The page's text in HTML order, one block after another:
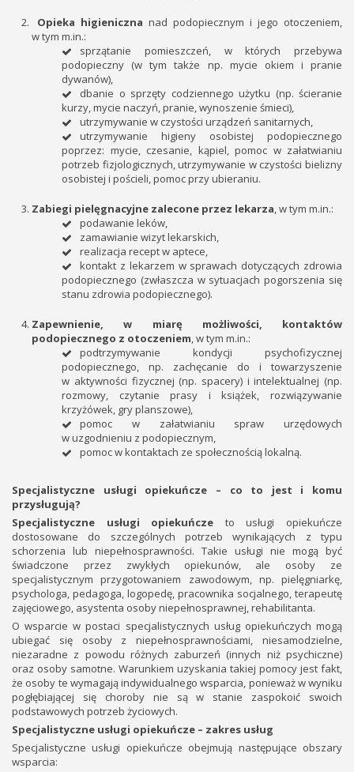
Opieka higieniczna nad podopiecznym i jego otoczeniem,
w tym m.in.:
sprzątanie pomieszczeń, w których przebywa
podopieczny (w tym także np. mycie okiem i pranie
dywanów),
dbanie o sprzęty codziennego użytku (np. ścieranie
kurzy, mycie naczyń, pranie, wynoszenie śmieci),
utrzymywanie w czystości urządzeń sanitarnych,
utrzymywanie higieny osobistej podopiecznego
poprzez: mycie, czesanie, kąpiel, pomoc w załatwianiu
potrzeb fizjologicznych, utrzymywanie w czystości bielizny
osobistej i pościeli, pomoc przy ubieraniu.
Zabiegi pielęgnacyjne zalecone przez lekarza, w tym m.in.:
podawanie leków,
zamawianie wizyt lekarskich,
realizacja recept w aptece,
kontakt z lekarzem w sprawach dotyczących zdrowia
podopiecznego (zwłaszcza w sytuacjach pogorszenia się
stanu zdrowia podopiecznego).
Zapewnienie, w miarę możliwości, kontaktów
podopiecznego z otoczeniem, w tym m.in.:
podtrzymywanie kondycji psychofizycznej
podopiecznego, np. zachęcanie do i towarzyszenie
w aktywności fizycznej (np. spacery) i intelektualnej (np.
rozmowy, czytanie prasy i książek, rozwiązywanie
krzyżówek, gry planszowe),
pomoc w załatwianiu spraw urzędowych
w uzgodnieniu z podopiecznym,
pomoc w kontaktach ze społecznością lokalną.
Specjalistyczne usługi opiekuńcze – co to jest i komu
przysługują?
Specjalistyczne usługi opiekuńcze to usługi opiekuńcze
dostosowane do szczególnych potrzeb wynikających z typu
schorzenia lub niepełnosprawności. Takie usługi nie mogą być
świadczone przez zwykłych opiekunów, ale osoby ze
specjalistycznym przygotowaniem zawodowym, np. pielęgniarkę,
psychologa, pedagoga, logopedę, pracownika socjalnego, terapeutę
zajęciowego, asystenta osoby niepełnosprawnej, rehabilitanta.
O wsparcie w postaci specjalistycznych usług opiekuńczych mogą
ubiegać się osoby z niepełnosprawnościami, niesamodzielne,
niezaradne z powodu różnych zaburzeń (innych niż psychiczne)
oraz osoby samotne. Warunkiem uzyskania takiej pomocy jest fakt,
że osoby te wymagają indywidualnego wsparcia, ponieważ w wyniku
pogłębiającej się choroby nie są w stanie zaspokoić swoich
podstawowych potrzeb życiowych.
Specjalistyczne usługi opiekuńcze – zakres usług
Specjalistyczne usługi opiekuńcze obejmują następujące obszary
wsparcia: